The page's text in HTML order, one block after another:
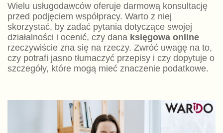
Wielu usługodawców oferuje darmową konsultację
przed podjęciem współpracy. Warto z niej
skorzystać, by zadać pytania dotyczące swojej
działalności i ocenić, czy dana księgowa online
rzeczywiście zna się na rzeczy. Zwróć uwagę na to,
czy potrafi jasno tłumaczyć przepisy i czy dopytuje o
szczegóły, które mogą mieć znaczenie podatkowe.